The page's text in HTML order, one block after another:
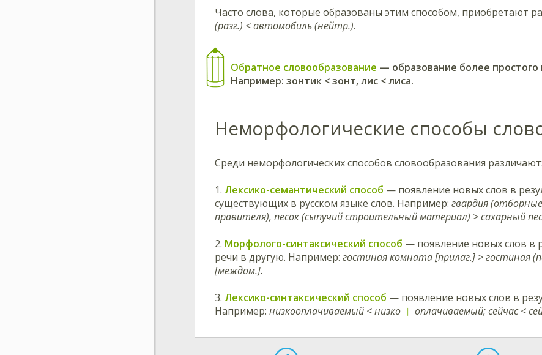
Часто слова, которые образованы этим способом, приобретают
(разг.) < автомобиль (нейтр.).
Обратное словообразование — образование более простого
Например: зонтик < зонт, лис < лиса.
Неморфологические способы
Среди неморфологических способов словообразования различают:
1. Лексико-семантический способ — появление новых слов в
существующих в русском языке слов. Например: гвардия
правителя), песок (сыпучий строительный материал) > сахарный
2. Морфолого-синтаксический способ — появление новых слов в
речи в другую. Например: гостиная комната [прилаг.] >
[междом.].
3. Лексико-синтаксический способ — появление новых слов в
Например: низкооплачиваемый < низко +оплачиваемый; сейчас <